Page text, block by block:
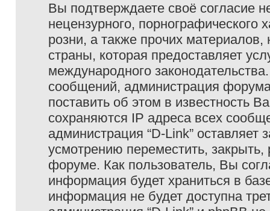
Вы подтверждаете своё согласие
нецензурного, порнографического
розни, а также прочих
страны, которая предоставляет
международного
сообщений, администрация
поставить об этом в известность
сохраняются IP адреса всех
администрация “D-Link”
усмотрению переместить,
форуме. Как пользователь, Вы
информация будет храниться в
информация не будет доступна